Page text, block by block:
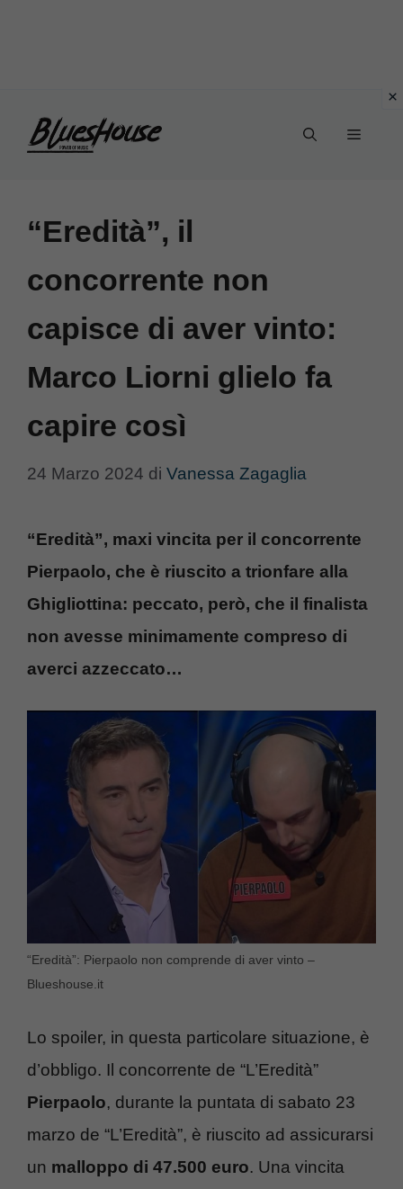
Menu
“Eredità”, il
concorrente non
capisce di aver vinto:
Marco Liorni glielo fa
capire così
24 Marzo 2024 di Vanessa Zagaglia
“Eredità”, maxi vincita per il concorrente
Pierpaolo, che è riuscito a trionfare alla
Ghigliottina: peccato, però, che il finalista
non avesse minimamente compreso di
averci azzeccato…
“Eredità”: Pierpaolo non comprende di aver vinto –
Blueshouse.it
Lo spoiler, in questa particolare situazione, è
d’obbligo. Il concorrente de “L’Eredità”
Pierpaolo, durante la puntata di sabato 23
marzo de “L’Eredità”, è riuscito ad assicurarsi
un malloppo di 47.500 euro. Una vincita